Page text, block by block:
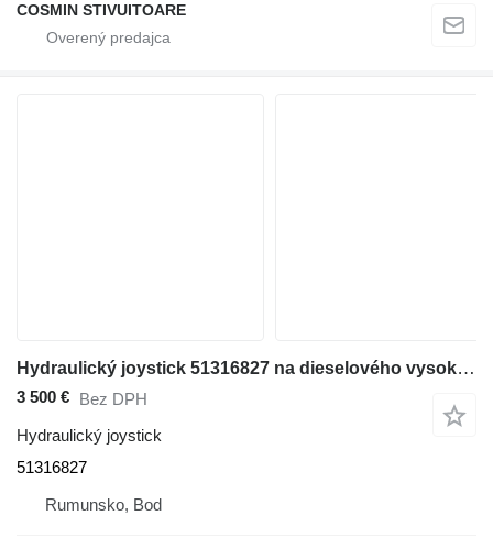
COSMIN STIVUITOARE
Hydraulický joystick 51316827 na dieselového vysokozdvižného vozíka Jungheinrich
3 500 € Bez DPH
Hydraulický joystick
51316827
Rumunsko, Bod